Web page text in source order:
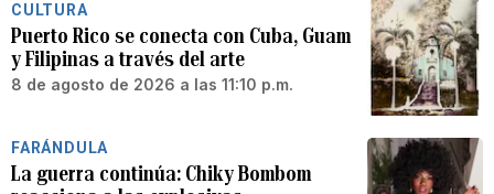
CULTURA
Puerto Rico se conecta con Cuba, Guam
y Filipinas a través del arte
8 de agosto de 2026 a las 11:10 p.m.
FARÁNDULA
La guerra continúa: Chiky Bombom